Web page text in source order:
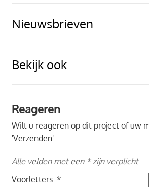
Nieuwsbrieven
Bekijk ook
Reageren
Wilt u reageren op dit project of uw
'Verzenden'.
Alle velden met een * zijn verplicht
Voorletters: *